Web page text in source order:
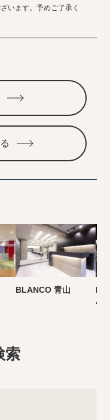
います。予めご了承く
BLANCO 青山
索